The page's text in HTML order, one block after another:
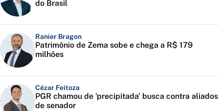
do Brasil
Ranier Bragon
Patrimônio de Zema sobe e chega a R$ 179
milhões
Cézar Feitoza
PGR chamou de 'precipitada' busca contra aliados
de senador